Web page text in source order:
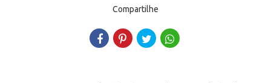
Compartilhe